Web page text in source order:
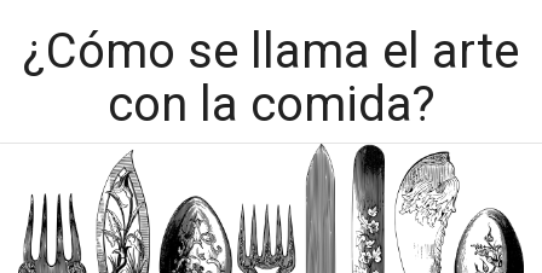
¿Cómo se llama el arte
con la comida?